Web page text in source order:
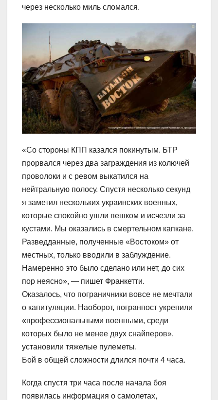
через несколько миль сломался.
«Со стороны КПП казался покинутым. БТР
прорвался через два заграждения из колючей
проволоки и с ревом выкатился на
нейтральную полосу. Спустя несколько секунд
я заметил нескольких украинских военных,
которые спокойно ушли пешком и исчезли за
кустами. Мы оказались в смертельном капкане.
Разведданные, полученные «Востоком» от
местных, только вводили в заблуждение.
Намеренно это было сделано или нет, до сих
пор неясно», — пишет Франкетти.
Оказалось, что пограничники вовсе не мечтали
о капитуляции. Наоборот, погранпост укрепили
«профессиональными военными, среди
которых было не менее двух снайперов»,
установили тяжелые пулеметы.
Бой в общей сложности длился почти 4 часа.
Когда спустя три часа после начала боя
появилась информация о самолетах,